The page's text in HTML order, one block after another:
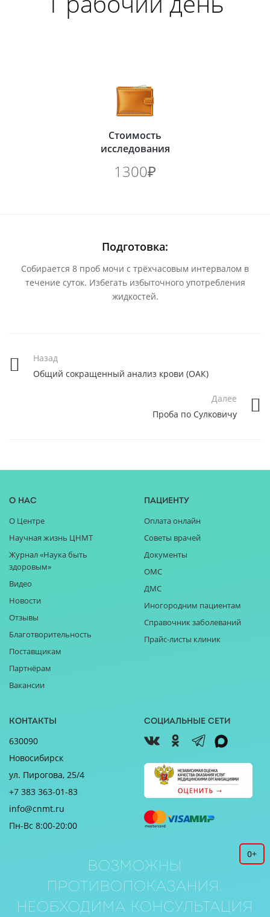
Стоимость
исследования
1300₽
Подготовка:
Собирается 8 проб мочи с трёхчасовым интервалом в
течение суток. Избегать избыточного употребления
жидкостей.
Назад
Общий сокращенный анализ крови (ОАК)
Далее
Проба по Сулковичу
О нас
О Центре
Научная жизнь ЦНМТ
Журнал «Наука быть
здоровым»
Видео
Новости
Отзывы
Благотворительность
Поставщикам
Партнёрам
Вакансии
Пациенту
Оплата онлайн
Советы врачей
Документы
ОМС
ДМС
Иногородним пациентам
Справочник заболеваний
Прайс-листы клиник
Контакты
630090
Новосибирск
ул. Пирогова, 25/4
+7 383 363-01-83
info@cnmt.ru
Пн-Вс 8:00-20:00
Социальные сети
0+
Возможны
противопоказания.
Необходима консультация